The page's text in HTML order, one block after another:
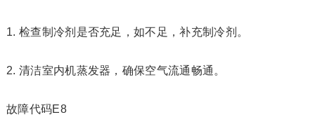
1. 检查制冷剂是否充足，如不足，补充制冷剂。
2. 清洁室内机蒸发器，确保空气流通畅通。
故障代码E8